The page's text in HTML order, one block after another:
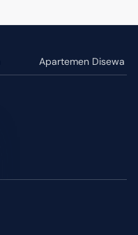
Apartemen Disewa